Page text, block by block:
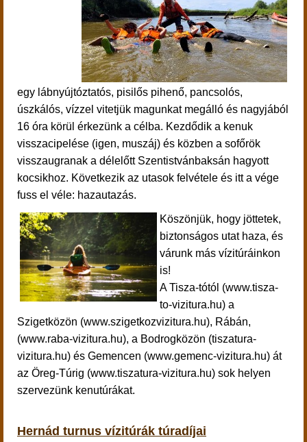
egy lábnyújtóztatós, pisilős pihenő, pancsolós,
úszkálós, vízzel vitetjük magunkat megálló és nagyjából
16 óra körül érkezünk a célba. Kezdődik a kenuk
visszacipelése (igen, muszáj) és közben a sofőrök
visszaugranak a délelőtt Szentistvánbaksán hagyott
kocsikhoz. Következik az utasok felvétele és itt a vége
fuss el véle: hazautazás.
Köszönjük, hogy jöttetek,
biztonságos utat haza, és
várunk más vízitúráinkon
is!
A Tisza-tótól (www.tisza-
to-vizitura.hu) a
Szigetközön (www.szigetkozvizitura.hu), Rábán,
(www.raba-vizitura.hu), a Bodrogközön (tiszatura-
vizitura.hu) és Gemencen (www.gemenc-vizitura.hu) át
az Öreg-Túrig (www.tiszatura-vizitura.hu) sok helyen
szervezünk kenutúrákat.
Hernád turnus vízitúrák túradíjai